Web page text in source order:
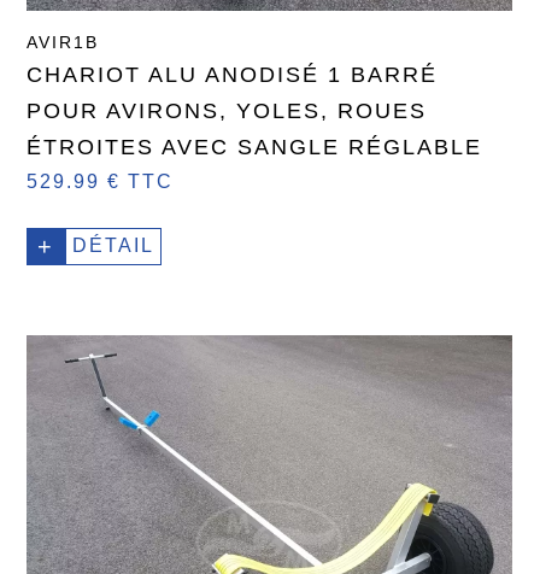
AVIR1B
CHARIOT ALU ANODISÉ 1 BARRÉ
POUR AVIRONS, YOLES, ROUES
ÉTROITES AVEC SANGLE RÉGLABLE
529.99 € TTC
+ DÉTAIL